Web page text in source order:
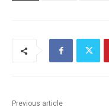
Previous article